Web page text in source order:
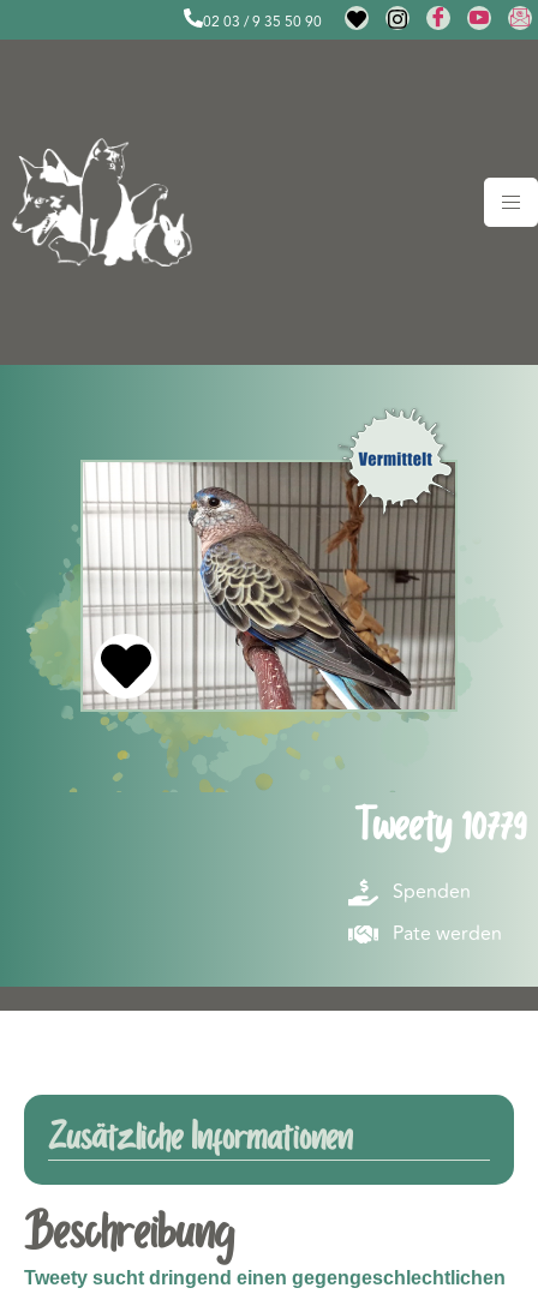
02 03 / 9 35 50 90
Tweety 10779
Spenden
Pate werden
Zusätzliche Informationen
Beschreibung
Tweety sucht dringend einen gegengeschlechtlichen